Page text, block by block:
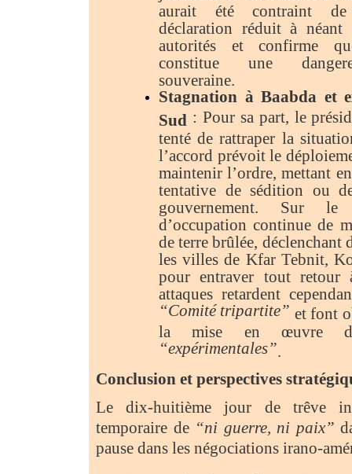
aurait été contraint de
déclaration réduit à néant
autorités et confirme
constitue une
souveraine.
Stagnation à Baabda et
Sud : Pour sa part, le
tenté de rattraper la
l’accord prévoit le
maintenir l’ordre, mettant
tentative de sédition ou
gouvernement. Sur le
d’occupation continue de
de terre brûlée, déclenchant
les villes de Kfar Tebnit,
pour entraver tout retour
attaques retardent
“Comité tripartite” et font
la mise en œuvre
“expérimentales”
Conclusion et perspectives
Le dix-huitième jour de trêve
temporaire de “ni guerre, ni paix”
pause dans les négociations irano-